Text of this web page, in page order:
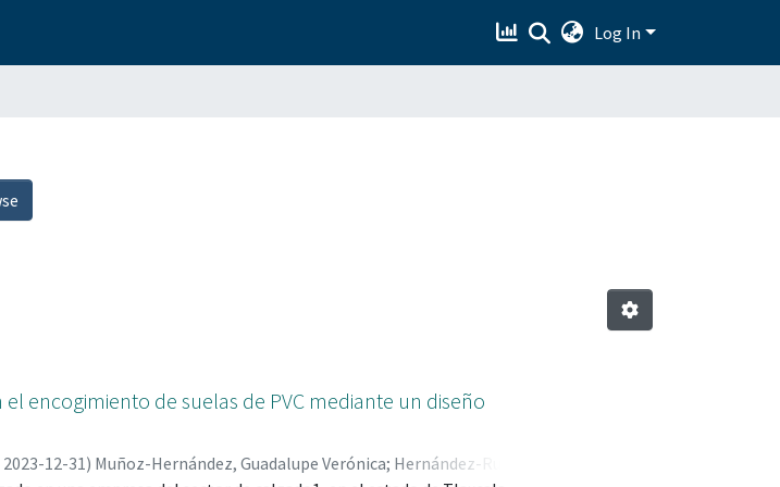
Log In
encogimiento de suelas de PVC mediante un diseño
2023-12-31) Muñoz-Hernández, Guadalupe Verónica; Hernández-Ruiz,